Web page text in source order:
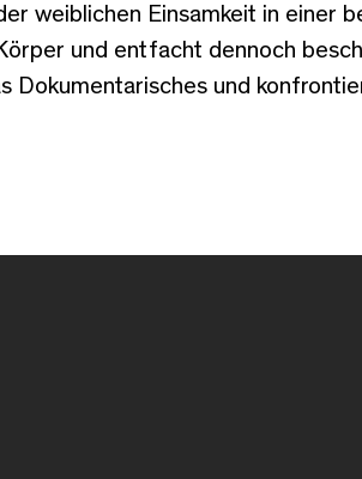
weiblichen Einsamkeit in einer
und entfacht dennoch
Dokumentarisches und